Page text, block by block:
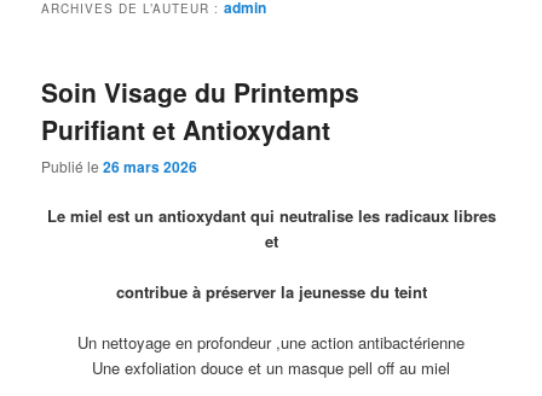
ARCHIVES DE L’AUTEUR :admin
Soin Visage du Printemps
Purifiant et Antioxydant
Publié le26 mars 2026
Le miel est un antioxydant qui neutralise les radicaux libres
et
contribue à préserver la jeunesse du teint
Un nettoyage en profondeur ,une action antibactérienne
Une exfoliation douce et un masque pell off au miel